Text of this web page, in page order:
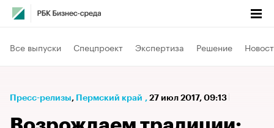
Все выпуски Спецпроект Экспертиза Решение
Пресс-релизы⁠, Пермский край , 27 июл 2017, 09:13